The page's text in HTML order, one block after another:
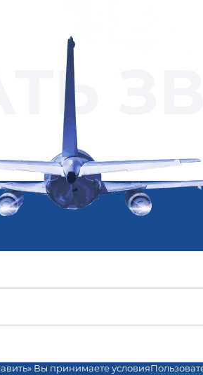
Вы принимаете условия